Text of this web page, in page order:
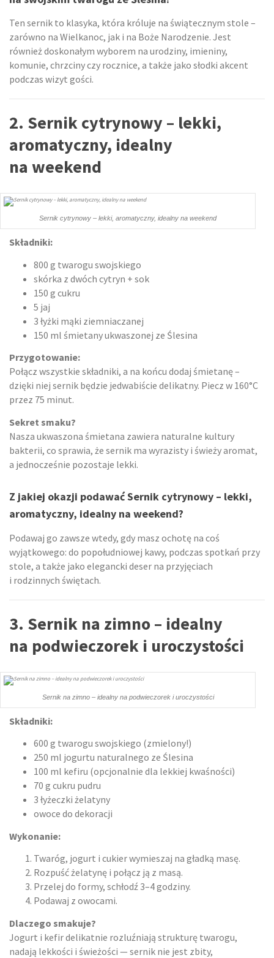
Ten sernik to klasyka, która króluje na świątecznym stole –
zarówno na Wielkanoc, jak i na Boże Narodzenie. Jest
również doskonałym wyborem na urodziny, imieniny,
komunie, chrzciny czy rocznice, a także jako słodki akcent
podczas wizyt gości.
2. Sernik cytrynowy – lekki,
aromatyczny, idealny
na weekend
Sernik cytrynowy – lekki, aromatyczny, idealny na weekend
Składniki:
800 g twarogu swojskiego
skórka z dwóch cytryn + sok
150 g cukru
5 jaj
3 łyżki mąki ziemniaczanej
150 ml śmietany ukwaszonej ze Ślesina
Przygotowanie:
Połącz wszystkie składniki, a na końcu dodaj śmietanę –
dzięki niej sernik będzie jedwabiście delikatny. Piecz w 160°C
przez 75 minut.
Sekret smaku?
Nasza ukwaszona śmietana zawiera naturalne kultury
bakterii, co sprawia, że sernik ma wyrazisty i świeży aromat,
a jednocześnie pozostaje lekki.
Z jakiej okazji podawać Sernik cytrynowy – lekki,
aromatyczny, idealny na weekend?
Podawaj go zawsze wtedy, gdy masz ochotę na coś
wyjątkowego: do popołudniowej kawy, podczas spotkań przy
stole, a także jako elegancki deser na przyjęciach
i rodzinnych świętach.
3. Sernik na zimno – idealny
na podwieczorek i uroczystości
Sernik na zimno – idealny na podwieczorek i uroczystości
Składniki:
600 g twarogu swojskiego (zmielony!)
250 ml jogurtu naturalnego ze Ślesina
100 ml kefiru (opcjonalnie dla lekkiej kwaśności)
70 g cukru pudru
3 łyżeczki żelatyny
owoce do dekoracji
Wykonanie:
Twaróg, jogurt i cukier wymieszaj na gładką masę.
Rozpuść żelatynę i połącz ją z masą.
Przelej do formy, schłodź 3–4 godziny.
Podawaj z owocami.
Dlaczego smakuje?
Jogurt i kefir delikatnie rozluźniają strukturę twarogu,
nadają lekkości i świeżości — sernik nie jest zbity,